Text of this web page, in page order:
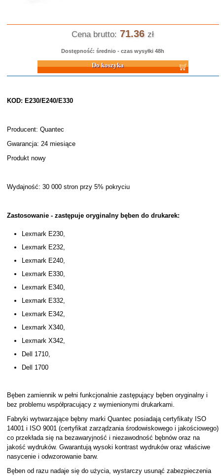
Cena brutto: 71.36 zł
Dostępność: średnio - czas wysyłki 48h
Do koszyka
KOD: E230/E240/E330
Producent: Quantec
Gwarancja: 24 miesiące
Produkt nowy
Wydajność: 30 000 stron przy 5% pokryciu
Zastosowanie - zastępuje oryginalny bęben do drukarek:
Lexmark E230,
Lexmark E232,
Lexmark E240,
Lexmark E330,
Lexmark E340,
Lexmark E332,
Lexmark E342,
Lexmark X340,
Lexmark X342,
Dell 1710,
Dell 1700
Bęben zamiennik w pełni funkcjonalnie zastępujący bęben oryginalny i
bez problemu współpracujący z wymienionymi drukarkami.
Fabryki wytwarzające bębny marki Quantec posiadają certyfikaty ISO
14001 i ISO 9001 (certyfikat zarządzania środowiskowego i jakościowego)
co przekłada się na bezawaryjność i niezawodność bębnów oraz na
jakość wydruków. Gwarantują wysoki kontrast wydruków oraz właściwe
nasycenie i odwzorowanie barw.
Bęben od razu nadaje się do użycia, wystarczy usunąć zabezpieczenia